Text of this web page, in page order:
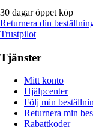
30 dagar öppet köp
Returnera din
Trustpilot
Tjänster
Mitt konto
Hjälpcenter
Följ min
Returnera min
Rabattkoder